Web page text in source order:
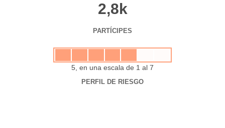
2,8k
PARTÍCIPES
5, en una escala de 1 al 7
PERFIL DE RIESGO